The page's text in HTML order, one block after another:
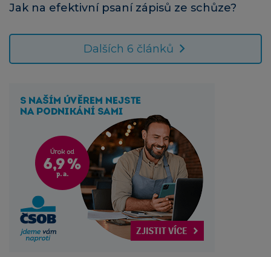
Jak na efektivní psaní zápisů ze schůze?
Dalších 6 článků